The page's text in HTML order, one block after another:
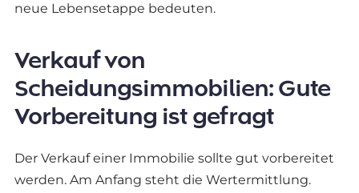
neue Lebensetappe bedeuten.
Verkauf von
Scheidungsimmobilien: Gute
Vorbereitung ist gefragt
Der Verkauf einer Immobilie sollte gut vorbereitet
werden. Am Anfang steht die Wertermittlung.